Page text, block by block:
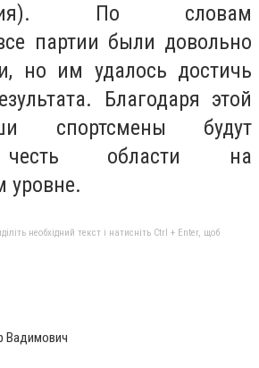
По словам
партии были довольно
но им удалось достичь
Благодаря этой
спортсмены будут
области на
уровне.
необхідний текст і натисніть Ctrl + Enter, щоб
Вадимович